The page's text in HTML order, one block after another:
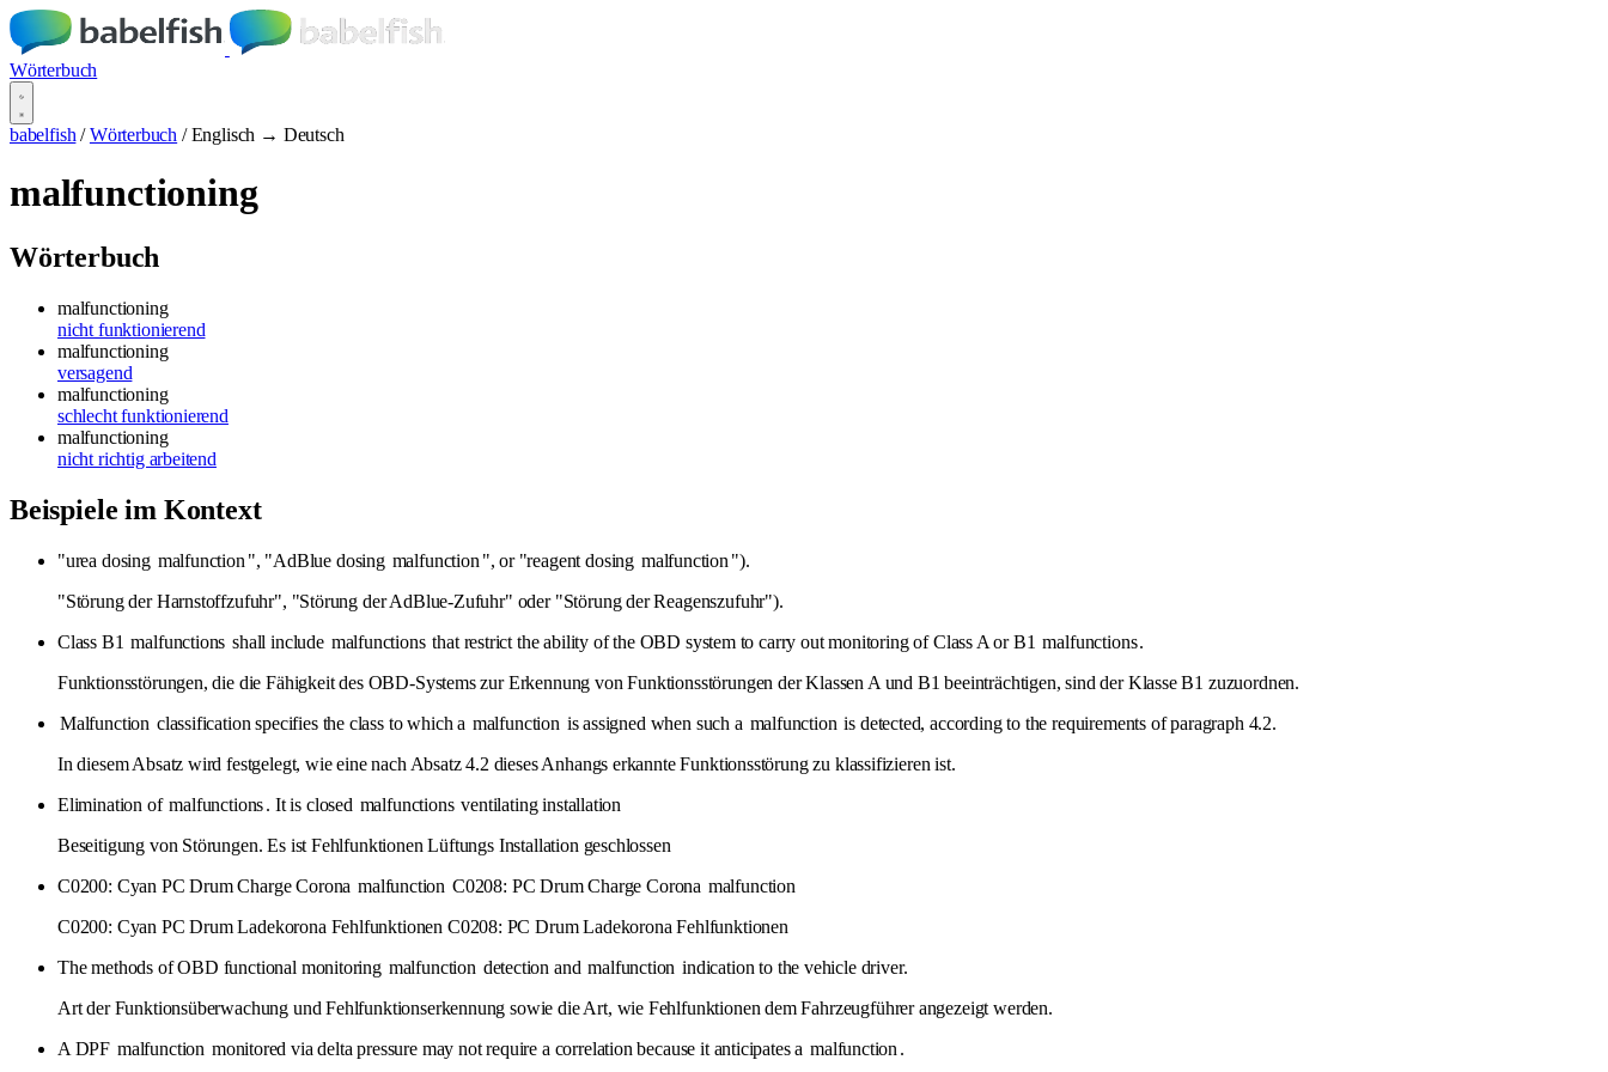
Wörterbuch
babelfish / Wörterbuch / Englisch → Deutsch
malfunctioning
Wörterbuch
malfunctioning
nicht funktionierend
malfunctioning
versagend
malfunctioning
schlecht funktionierend
malfunctioning
nicht richtig arbeitend
Beispiele im Kontext
"urea dosing malfunction ", "AdBlue dosing malfunction ", or "reagent dosing malfunction ").
"Störung der Harnstoffzufuhr", "Störung der AdBlue-Zufuhr" oder "Störung der Reagenszufuhr").
Class B1 malfunctions shall include malfunctions that restrict the ability of the OBD system to carry out monitoring of Class A or B1 malfunctions.
Funktionsstörungen, die die Fähigkeit des OBD-Systems zur Erkennung von Funktionsstörungen der Klassen A und B1 beeinträchtigen, sind der Klasse B1 zuzuordnen.
Malfunction classification specifies the class to which a malfunction is assigned when such a malfunction is detected, according to the requirements of paragraph 4.2.
In diesem Absatz wird festgelegt, wie eine nach Absatz 4.2 dieses Anhangs erkannte Funktionsstörung zu klassifizieren ist.
Elimination of malfunctions. It is closed malfunctions ventilating installation
Beseitigung von Störungen. Es ist Fehlfunktionen Lüftungs Installation geschlossen
C0200: Cyan PC Drum Charge Corona malfunction C0208: PC Drum Charge Corona malfunction
C0200: Cyan PC Drum Ladekorona Fehlfunktionen C0208: PC Drum Ladekorona Fehlfunktionen
The methods of OBD functional monitoring malfunction detection and malfunction indication to the vehicle driver.
Art der Funktionsüberwachung und Fehlfunktionserkennung sowie die Art, wie Fehlfunktionen dem Fahrzeugführer angezeigt werden.
A DPF malfunction monitored via delta pressure may not require a correlation because it anticipates a malfunction .